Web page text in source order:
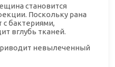
становится
Поскольку рана
с бактериями,
вглубь тканей.
невылеченный